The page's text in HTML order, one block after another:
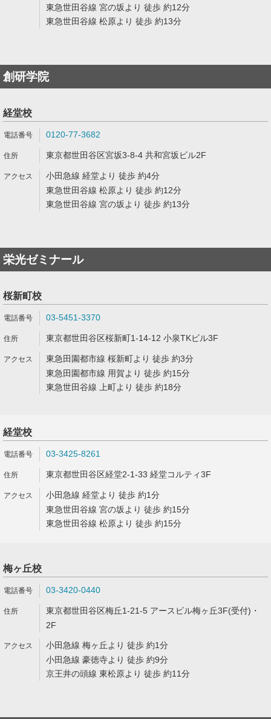
東急世田谷線 宮の坂より 徒歩 約12分
東急世田谷線 松原より 徒歩 約13分
創研学院
経堂校
0120-77-3682
東京都世田谷区宮坂3-8-4 共和宮坂ビル2F
小田急線 経堂より 徒歩 約4分
東急世田谷線 松原より 徒歩 約12分
東急世田谷線 宮の坂より 徒歩 約13分
栄光ゼミナール
桜新町校
03-5451-3370
東京都世田谷区桜新町1-14-12 小泉TKビル3F
東急田園都市線 桜新町より 徒歩 約3分
東急田園都市線 用賀より 徒歩 約15分
東急世田谷線 上町より 徒歩 約18分
経堂校
03-3425-8261
東京都世田谷区経堂2-1-33 経堂コルティ3F
小田急線 経堂より 徒歩 約1分
東急世田谷線 宮の坂より 徒歩 約15分
東急世田谷線 松原より 徒歩 約15分
梅ヶ丘校
03-3420-0440
東京都世田谷区梅丘1-21-5 アースビル梅ヶ丘3F(受付)・
2F
小田急線 梅ヶ丘より 徒歩 約1分
小田急線 豪徳寺より 徒歩 約9分
京王井の頭線 東松原より 徒歩 約11分